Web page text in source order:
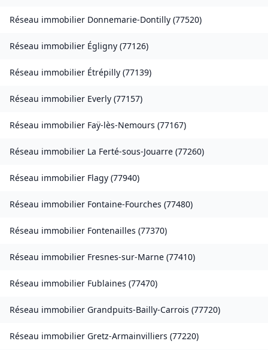
Réseau immobilier Donnemarie-Dontilly (77520)
Réseau immobilier Égligny (77126)
Réseau immobilier Étrépilly (77139)
Réseau immobilier Everly (77157)
Réseau immobilier Faÿ-lès-Nemours (77167)
Réseau immobilier La Ferté-sous-Jouarre (77260)
Réseau immobilier Flagy (77940)
Réseau immobilier Fontaine-Fourches (77480)
Réseau immobilier Fontenailles (77370)
Réseau immobilier Fresnes-sur-Marne (77410)
Réseau immobilier Fublaines (77470)
Réseau immobilier Grandpuits-Bailly-Carrois (77720)
Réseau immobilier Gretz-Armainvilliers (77220)